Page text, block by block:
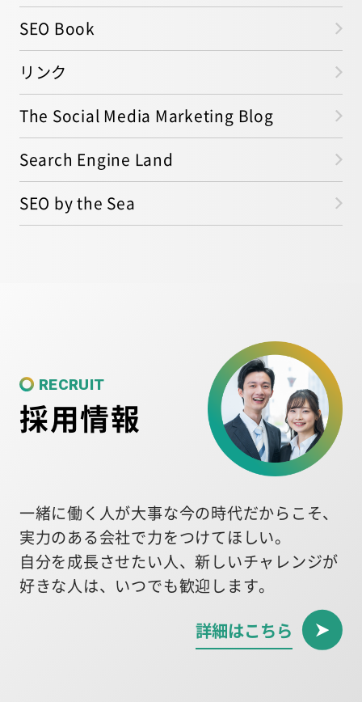
SEO Book
リンク
The Social Media Marketing Blog
Search Engine Land
SEO by the Sea
RECRUIT
採用情報
一緒に働く人が大事な今の時代だからこそ、
実力のある会社で力をつけてほしい。
自分を成長させたい人、新しいチャレンジが
好きな人は、いつでも歓迎します。
詳細はこちら